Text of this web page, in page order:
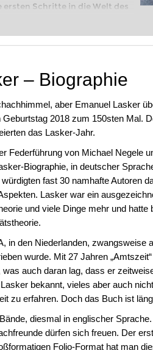
Schritte in die Welt des
Turnierniveau spielen: Mit
– Biographie
aber Emanuel Lasker
2018 zum 150sten Mal.
das Lasker-Jahr.
Federführung von Michael Negele
Biographie, in deutscher
fast 30 namhafte Autoren
Lasker war ein
und viele Dinge mehr und hatte
in den Niederlanden, zwangsweise
wurde. Mit 27 Jahren
auch daran lag, dass er
bekannt, vieles aber auch
zu erfahren. Doch das Buch ist
diesmal in englischer
dürfen sich freuen. Der
Folio-Format hat man